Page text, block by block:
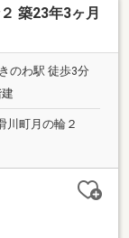
築23年3ヶ月
のわ駅 徒歩3分
川町月の輪２